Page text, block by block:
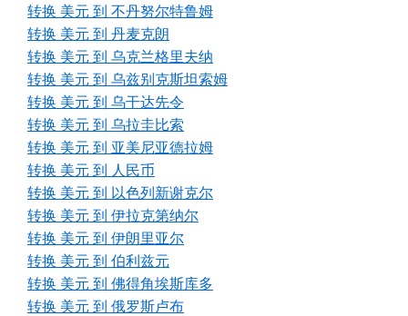
转换 美元 到 不丹努尔特鲁姆
转换 美元 到 丹麦克朗
转换 美元 到 乌克兰格里夫纳
转换 美元 到 乌兹别克斯坦索姆
转换 美元 到 乌干达先令
转换 美元 到 乌拉圭比索
转换 美元 到 亚美尼亚德拉姆
转换 美元 到 人民币
转换 美元 到 以色列新谢克尔
转换 美元 到 伊拉克第纳尔
转换 美元 到 伊朗里亚尔
转换 美元 到 伯利兹元
转换 美元 到 佛得角埃斯库多
转换 美元 到 俄罗斯卢布